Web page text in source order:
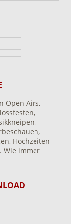
Open Airs,
Hochzeiten
Wie immer